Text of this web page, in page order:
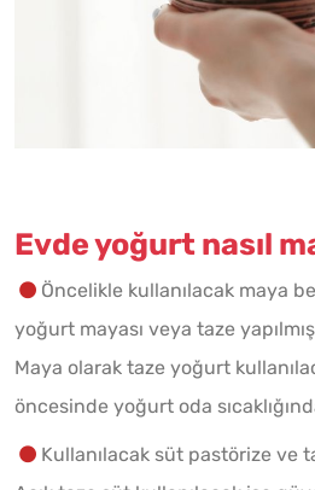
Evde yoğurt nasıl
Öncelikle kullanılacak maya
yoğurt mayası veya taze
Maya olarak taze yoğurt
öncesinde yoğurt oda
Kullanılacak süt pastörize ve